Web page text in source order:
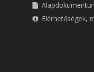
Elérhetőségek,